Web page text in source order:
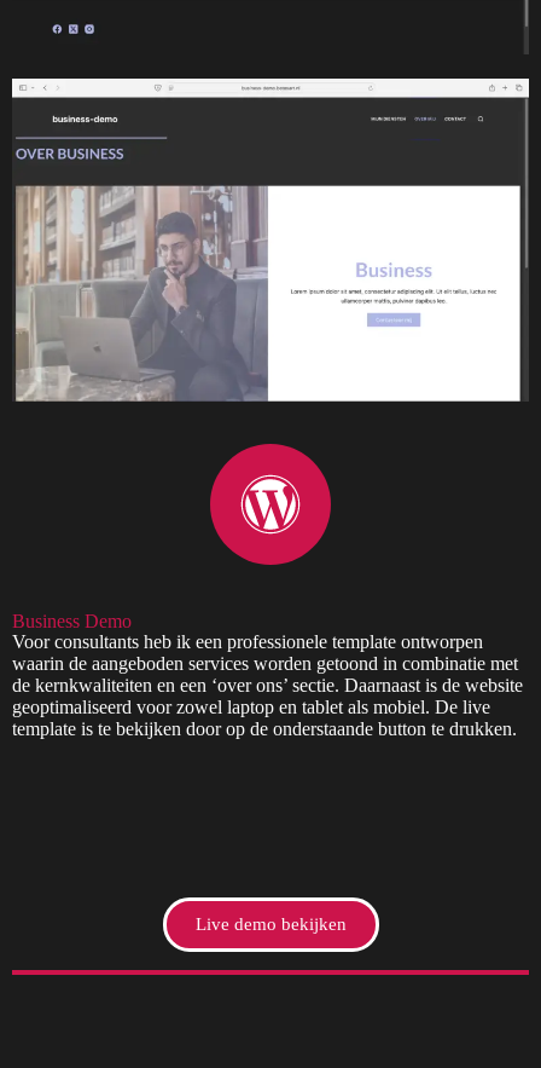
Business Demo
Voor consultants heb ik een professionele template ontworpen
waarin de aangeboden services worden getoond in combinatie met
de kernkwaliteiten en een ‘over ons’ sectie. Daarnaast is de website
geoptimaliseerd voor zowel laptop en tablet als mobiel. De live
template is te bekijken door op de onderstaande button te drukken.
Live demo bekijken